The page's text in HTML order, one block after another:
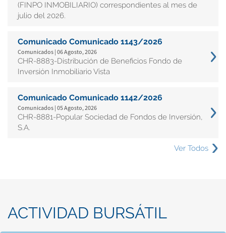
(FINPO INMOBILIARIO) correspondientes al mes de
julio del 2026.
Comunicado Comunicado 1143/2026
Comunicados | 06 Agosto, 2026
CHR-8883-Distribución de Beneficios Fondo de
Inversión Inmobiliario Vista
Comunicado Comunicado 1142/2026
Comunicados | 05 Agosto, 2026
CHR-8881-Popular Sociedad de Fondos de Inversión,
S.A.
Ver Todos
ACTIVIDAD BURSÁTIL